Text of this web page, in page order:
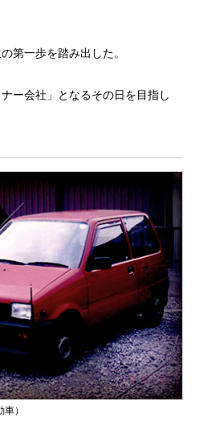
第一歩を踏み出した。
ー会社」となるその日を目指し
）